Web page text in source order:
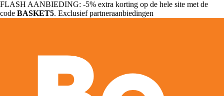
FLASH AANBIEDING: -5% extra korting op de hele site met de
code BASKET5. Exclusief partneraanbiedingen